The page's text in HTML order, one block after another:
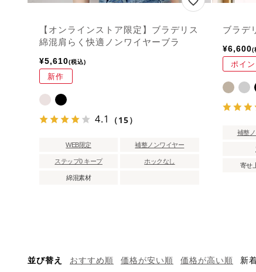
【オンラインストア限定】ブラデリス
綿混肩らく快適ノンワイヤーブラ
¥5,610 税込
新作
4.1 （15）
WEB限定 補整ノンワイヤー
ステップ0 キープ ホックなし
綿混素材
ブラデ
¥6,600
ポイ
補整
寄せ
並び替え おすすめ順 価格が安い順 価格が高い順 新